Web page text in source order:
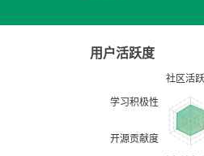
用户活跃度